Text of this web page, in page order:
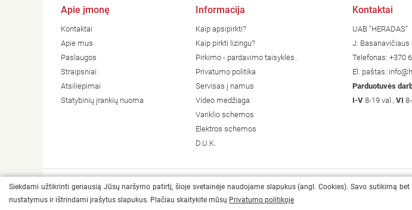
Apie įmonę
Kontaktai
Apie mus
Paslaugos
Straipsniai
Atsiliepimai
Statybinių įrankių nuoma
Informacija
Kaip apsipirkti?
Kaip pirkti lizingu?
Pirkimo - pardavimo taisyklės .
Privatumo politika
Servisas į namus
Video medžiaga
Variklio schemos
Elektros schemos
D.U.K.
Kontaktai
UAB “HERADAS”
J. Basanavičiaus
Telefonas:+370
El. paštas:
Parduotuvės
I-V 8-19 val.,VI
© 2026 Visos teisės saugomos Heradas
Siekdami užtikrinti geriausią Jūsų naršymo patirtį, šioje svetainėje naudojame slapukus (angl. Cookies). Savo sutikimą
nustatymus ir ištrindami įrašytus slapukus. Plačiau skaitykite mūsų Privatumo politikoje